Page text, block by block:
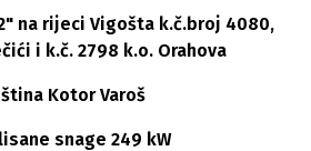
2" na rijeci Vigošta k.č.broj 4080,
i k.č. 2798 k.o. Orahova
Kotor Varoš
snage 249 kW